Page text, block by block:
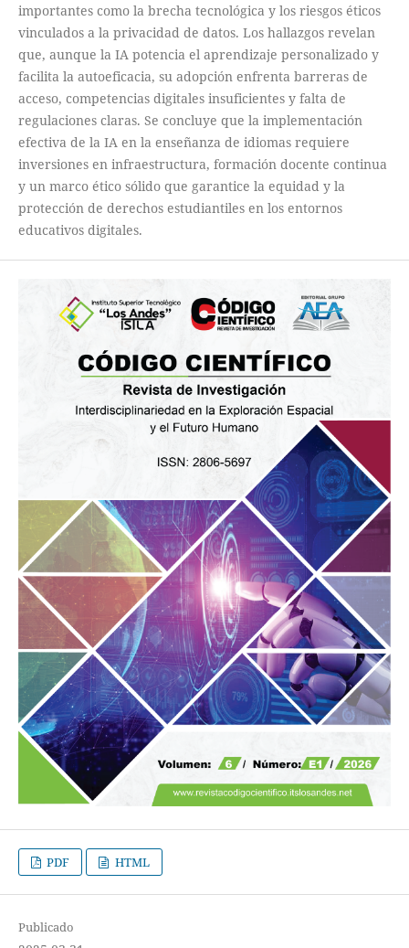
importantes como la brecha tecnológica y los riesgos éticos
vinculados a la privacidad de datos. Los hallazgos revelan
que, aunque la IA potencia el aprendizaje personalizado y
facilita la autoeficacia, su adopción enfrenta barreras de
acceso, competencias digitales insuficientes y falta de
regulaciones claras. Se concluye que la implementación
efectiva de la IA en la enseñanza de idiomas requiere
inversiones en infraestructura, formación docente continua
y un marco ético sólido que garantice la equidad y la
protección de derechos estudiantiles en los entornos
educativos digitales.
PDF HTML
Publicado